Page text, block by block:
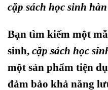
cặp sách học sinh
Bạn tìm kiếm một
sinh, cặp sách học
một sản phẩm tiện
đảm bảo khả năng